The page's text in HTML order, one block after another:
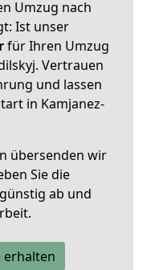
Umzug nach
Ist unser
für Ihren Umzug
Vertrauen
und lassen
in Kamjanez-
übersenden wir
Sie die
ab und
erhalten